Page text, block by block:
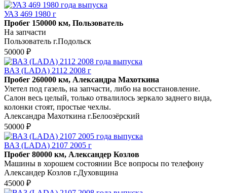
УАЗ 469 1980 г
Пробег 150000 км, Пользователь
На запчасти
Пользователь г.Подольск
50000 ₽
ВАЗ (LADA) 2112 2008 г
Пробег 260000 км, Александра Махоткина
Улетел под газель, на запчасти, либо на восстановление.
Салон весь целый, только отвалилось зеркало заднего вида,
колонки стоят, простые чехлы.
Александра Махоткина г.Белоозёрский
50000 ₽
ВАЗ (LADA) 2107 2005 г
Пробег 80000 км, Александер Козлов
Машины в хорошем состоянии Все вопросы по телефону
Александер Козлов г.Духовщина
45000 ₽